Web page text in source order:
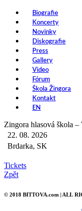
Biografie
Koncerty
Novinky
Diskografie
Press
Gallery
Video
Fórum
Škola Žingora
Kontakt
EN
Zingora hlasová škola
22. 08. 2026
Brdarka, SK
Tickets
Zpět
© 2018 BITTOVA.com | ALL